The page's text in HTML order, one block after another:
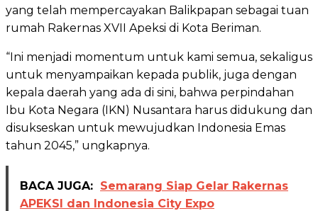
yang telah mempercayakan Balikpapan sebagai tuan
rumah Rakernas XVII Apeksi di Kota Beriman.
“Ini menjadi momentum untuk kami semua, sekaligus
untuk menyampaikan kepada publik, juga dengan
kepala daerah yang ada di sini, bahwa perpindahan
Ibu Kota Negara (IKN) Nusantara harus didukung dan
disukseskan untuk mewujudkan Indonesia Emas
tahun 2045,” ungkapnya.
BACA JUGA: Semarang Siap Gelar Rakernas
APEKSI dan Indonesia City Expo